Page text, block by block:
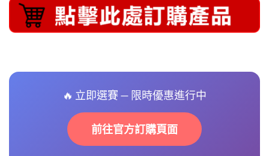
🔥 立即選賽 — 限時優惠進行中
前往官方訂購頁面